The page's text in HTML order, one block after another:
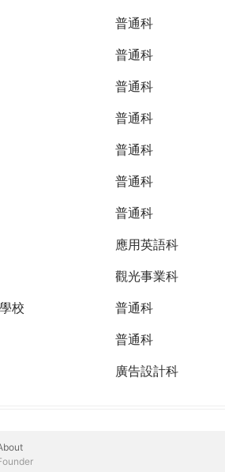
普通科
普通科
普通科
普通科
普通科
普通科
普通科
應用英語科
觀光事業科
校
普通科
普通科
廣告設計科